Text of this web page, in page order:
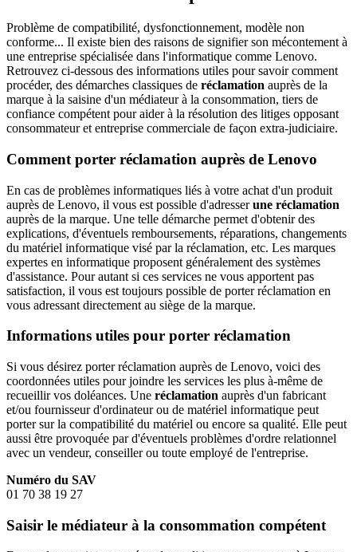
Problème de compatibilité, dysfonctionnement, modèle non
conforme... Il existe bien des raisons de signifier son mécontement à
une entreprise spécialisée dans l'informatique comme Lenovo.
Retrouvez ci-dessous des informations utiles pour savoir comment
procéder, des démarches classiques de réclamation auprès de la
marque à la saisine d'un médiateur à la consommation, tiers de
confiance compétent pour aider à la résolution des litiges opposant
consommateur et entreprise commerciale de façon extra-judiciaire.
Comment porter réclamation auprès de Lenovo
En cas de problèmes informatiques liés à votre achat d'un produit
auprès de Lenovo, il vous est possible d'adresserune réclamation
auprès de la marque. Une telle démarche permet d'obtenir des
explications, d'éventuels remboursements, réparations, changements
du matériel informatique visé par la réclamation, etc. Les marques
expertes en informatique proposent généralement des systèmes
d'assistance. Pour autant si ces services ne vous apportent pas
satisfaction, il vous est toujours possible de porter réclamation en
vous adressant directement au siège de la marque.
Informations utiles pour porter réclamation
Si vous désirez porter réclamation auprès de Lenovo, voici des
coordonnées utiles pour joindre les services les plus à-même de
recueillir vos doléances. Une réclamation auprès d'un fabricant
et/ou fournisseur d'ordinateur ou de matériel informatique peut
porter sur la compatibilité du matériel ou encore sa qualité. Elle peut
aussi être provoquée par d'éventuels problèmes d'ordre relationnel
avec un vendeur, conseiller ou toute employé de l'entreprise.
Numéro du SAV
01 70 38 19 27
Saisir le médiateur à la consommation compétent